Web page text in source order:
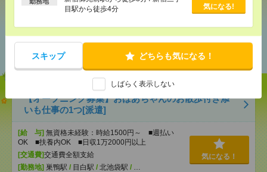
目駅から徒歩4分
気になる!
スキップ どちらも気になる！
しばらく表示しない
あなたの閲覧履歴からの
【オープニング募集】おばあちゃんのお散歩付き添
いも仕事の1つ[派遣]
[給 与] 無資格未経験：時給1500円～ ■週払い
OK ■扶養内OK ■日収1万2000円以上
[交通費]交通費全額支給
[勤務地] 巣鴨駅 / 目白駅 / 北池袋駅 / …
気になる！